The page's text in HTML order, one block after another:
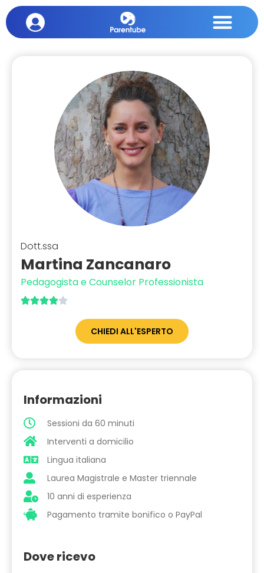
Dott.ssa
Martina Zancanaro
Pedagogista e Counselor Professionista

CHIEDI ALL'ESPERTO
Informazioni
Sessioni da 60 minuti
Interventi a domicilio
Lingua italiana
Laurea Magistrale e Master triennale
10 anni di esperienza
Pagamento tramite bonifico o PayPal
Dove ricevo